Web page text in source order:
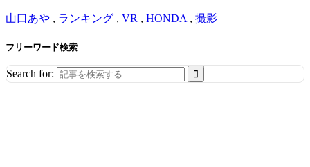
山口あや , ランキング , VR , HONDA , 撮影
フリーワード検索
Search for: